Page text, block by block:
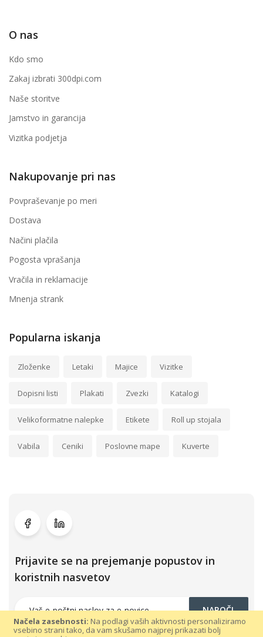
Načela zasebnosti: Na podlagi vaših aktivnosti personaliziramo
vsebino strani tako, da vam skušamo najprej prikazati bolj
O nas
Kdo smo
Zakaj izbrati 300dpi.com
Naše storitve
Jamstvo in garancija
Vizitka podjetja
Nakupovanje pri nas
Povpraševanje po meri
Dostava
Načini plačila
Pogosta vprašanja
Vračila in reklamacije
Mnenja strank
Popularna iskanja
Zloženke Letaki Majice Vizitke
Dopisni listi Plakati Zvezki Katalogi
Velikoformatne nalepke Etikete Roll up stojala
Vabila Ceniki Poslovne mape Kuverte
Prijavite se na prejemanje popustov in
koristnih nasvetov
NAROČI